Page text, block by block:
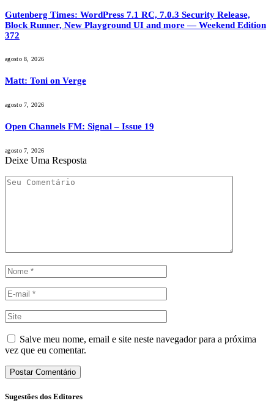
Gutenberg Times: WordPress 7.1 RC, 7.0.3 Security Release,
Block Runner, New Playground UI and more — Weekend Edition
372
agosto 8, 2026
Matt: Toni on Verge
agosto 7, 2026
Open Channels FM: Signal – Issue 19
agosto 7, 2026
Deixe Uma Resposta
Salve meu nome, email e site neste navegador para a próxima
vez que eu comentar.
Sugestões dos Editores